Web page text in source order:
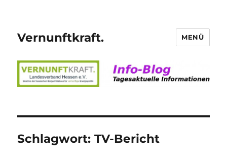
Vernunftkraft. MENÜ
Schlagwort:TV-Bericht